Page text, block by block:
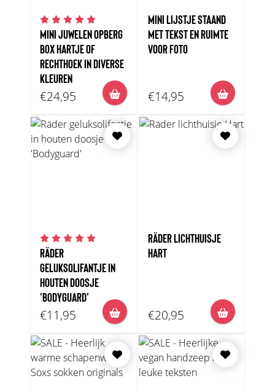
MINI JUWELEN OPBERG
BOX HARTJE OF
RECHTHOEK IN DIVERSE
KLEUREN
€24,95
MINI LIJSTJE STAAND
MET TEKST EN RUIMTE
VOOR FOTO
€14,95
RÄDER
GELUKSOLIFANTJE IN
HOUTEN DOOSJE
'BODYGUARD'
€11,95
RÄDER LICHTHUISJE
HART
€20,95